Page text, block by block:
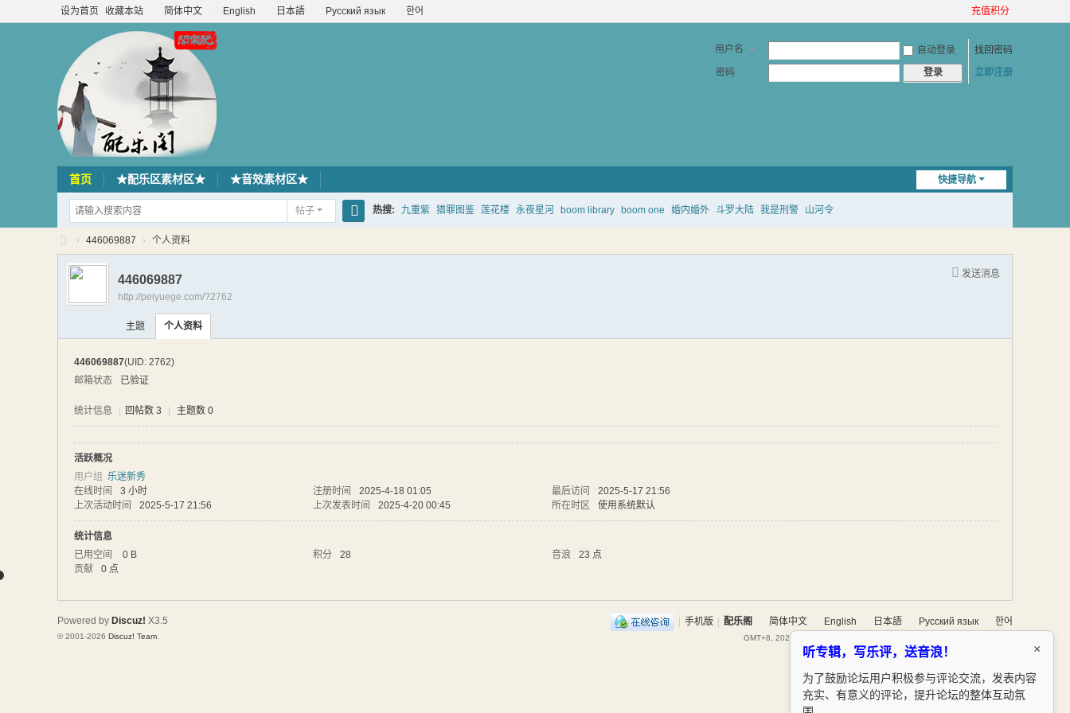
设为首页 收藏本站 简体中文 English 日本語 Русский язык 한어 充值积分
用户名 自动登录
找回密码
密码
登录 立即注册
快捷导航
首页 ★配乐区素材区★ ★音效素材区★
帖子
索
热搜: 九重紫 猎罪图鉴 莲花楼 永夜星河 boom library boom one 婚内婚外 斗罗大陆 我是刑警 山河令
配
阁
› 446069887 › 个人资料
发送消息
446069887
http://peiyuege.com/?2762
主题 个人资料
446069887(UID: 2762)
邮箱状态
已验证
统计信息 回帖数 3 主题数 0
活跃概况
用户组 乐迷新秀
在线时间
3 小时 注册时间 2025-4-18 01:05 最后访问
2025-5-17 21:56
上次活动时间
2025-5-17 21:56 上次发表时间 2025-4-20 00:45 所在时区 使用系统默认
统计信息
已用空间
0 B 积分 28 音浪
23 点
贡献
0 点
×
听专辑，写乐评，送音浪！
为了鼓励论坛用户积极参与评论交流，发表内容
充实、有意义的评论，提升论坛的整体互动氛
| 手机版 | 配乐阁 简体中文 English 日本語 Русский язык 한어
GMT+8, 2026-8-7 23:24
Powered by Discuz! X3.5
© 2001-2026 Discuz! Team